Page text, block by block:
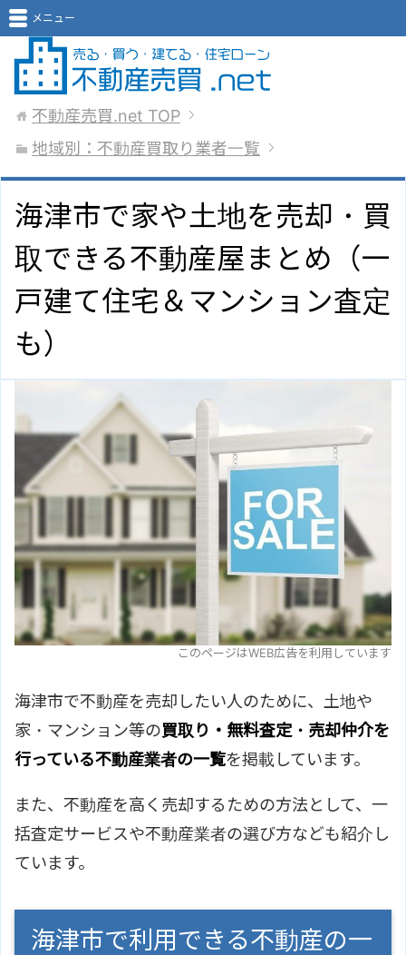
メニュー
不動産売買.net TOP
地域別：不動産買取り業者一覧
海津市で家や土地を売却・買
取できる不動産屋まとめ（一
戸建て住宅＆マンション査定
も）
このページはWEB広告を利用しています
海津市で不動産を売却したい人のために、土地や
家・マンション等の買取り・無料査定・売却仲介を
行っている不動産業者の一覧を掲載しています。
また、不動産を高く売却するための方法として、一
括査定サービスや不動産業者の選び方なども紹介し
ています。
海津市で利用できる不動産の一